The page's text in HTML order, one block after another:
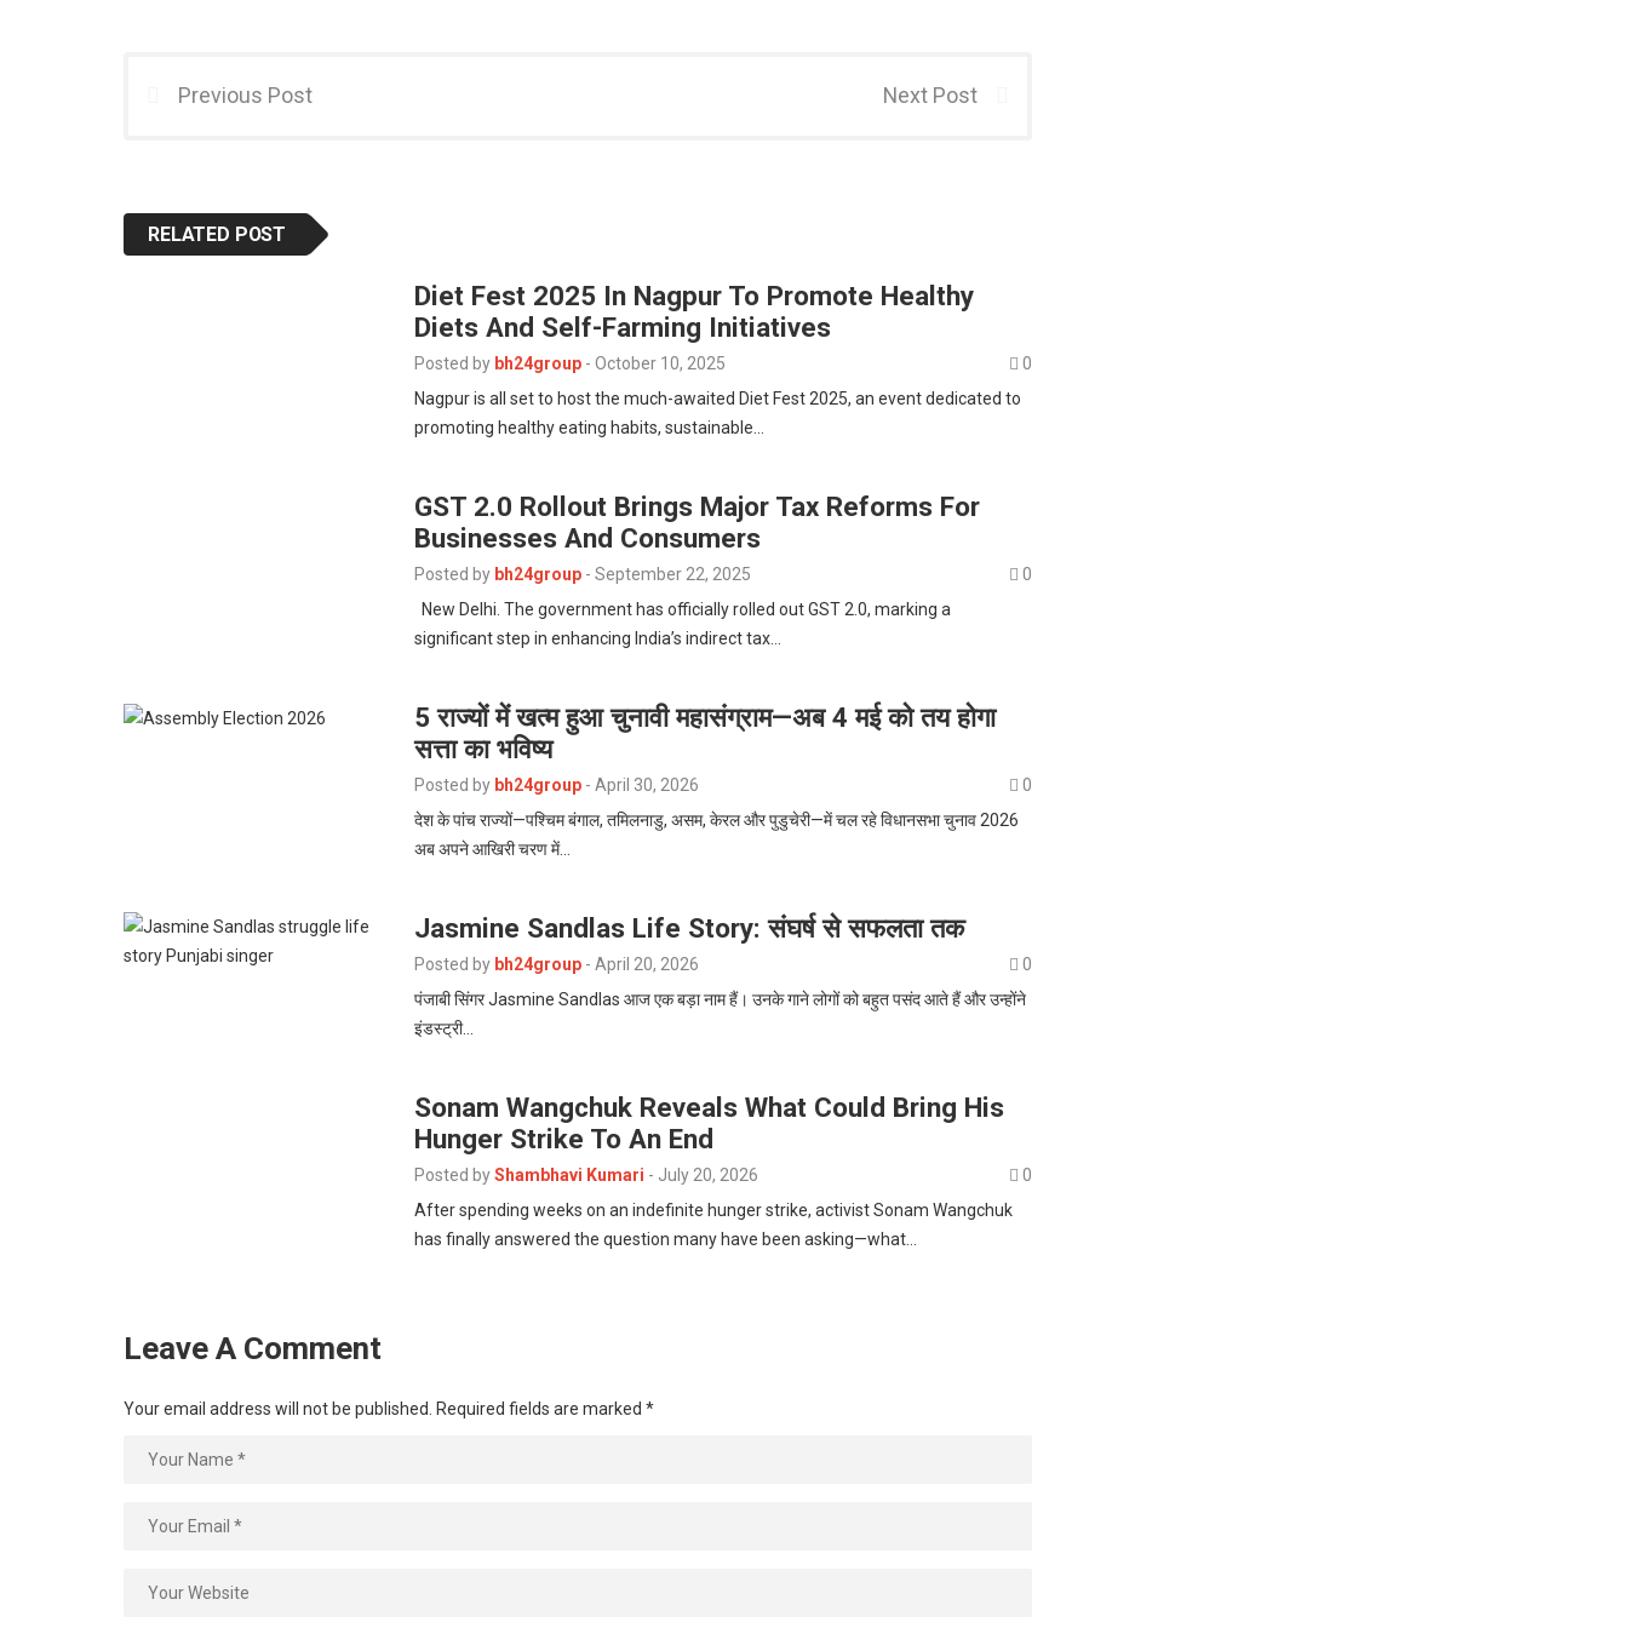
Previous Post Next Post
RELATED POST
Diet Fest 2025 In Nagpur To Promote Healthy
Diets And Self-Farming Initiatives
Posted by bh24group - October 10, 2025
0
Nagpur is all set to host the much-awaited Diet Fest 2025, an event dedicated to
promoting healthy eating habits, sustainable…
GST 2.0 Rollout Brings Major Tax Reforms For
Businesses And Consumers
Posted by bh24group - September 22, 2025
0
New Delhi. The government has officially rolled out GST 2.0, marking a
significant step in enhancing India’s indirect tax…
5 राज्यों में खत्म हुआ चुनावी महासंग्राम—अब 4 मई को तय होगा
सत्ता का भविष्य
Posted by bh24group - April 30, 2026
0
देश के पांच राज्यों—पश्चिम बंगाल, तमिलनाडु, असम, केरल और पुडुचेरी—में चल रहे विधानसभा चुनाव 2026
अब अपने आखिरी चरण में…
Jasmine Sandlas Life Story: संघर्ष से सफलता तक
Posted by bh24group - April 20, 2026
0
पंजाबी सिंगर Jasmine Sandlas आज एक बड़ा नाम हैं। उनके गाने लोगों को बहुत पसंद आते हैं और उन्होंने
इंडस्ट्री…
Sonam Wangchuk Reveals What Could Bring His
Hunger Strike To An End
Posted byShambhavi Kumari - July 20, 2026
0
After spending weeks on an indefinite hunger strike, activist Sonam Wangchuk
has finally answered the question many have been asking—what…
Leave A Comment
Your email address will not be published. Required fields are marked *